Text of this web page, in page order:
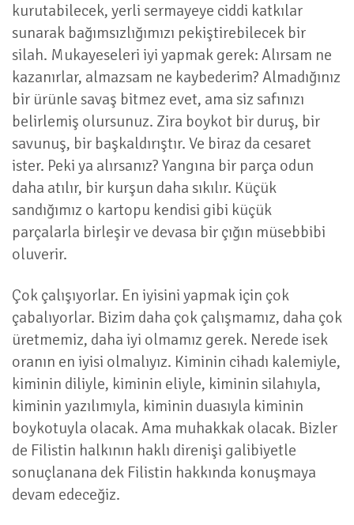
kurutabilecek, yerli sermayeye ciddi katkılar
sunarak bağımsızlığımızı pekiştirebilecek bir
silah. Mukayeseleri iyi yapmak gerek: Alırsam ne
kazanırlar, almazsam ne kaybederim? Almadığınız
bir ürünle savaş bitmez evet, ama siz safınızı
belirlemiş olursunuz. Zira boykot bir duruş, bir
savunuş, bir başkaldırıştır. Ve biraz da cesaret
ister. Peki ya alırsanız? Yangına bir parça odun
daha atılır, bir kurşun daha sıkılır. Küçük
sandığımız o kartopu kendisi gibi küçük
parçalarla birleşir ve devasa bir çığın müsebbibi
oluverir.
Çok çalışıyorlar. En iyisini yapmak için çok
çabalıyorlar. Bizim daha çok çalışmamız, daha çok
üretmemiz, daha iyi olmamız gerek. Nerede isek
oranın en iyisi olmalıyız. Kiminin cihadı kalemiyle,
kiminin diliyle, kiminin eliyle, kiminin silahıyla,
kiminin yazılımıyla, kiminin duasıyla kiminin
boykotuyla olacak. Ama muhakkak olacak. Bizler
de Filistin halkının haklı direnişi galibiyetle
sonuçlanana dek Filistin hakkında konuşmaya
devam edeceğiz.